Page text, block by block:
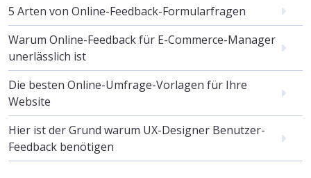
5 Arten von Online-Feedback-Formularfragen
Warum Online-Feedback für E-Commerce-Manager
unerlässlich ist
Die besten Online-Umfrage-Vorlagen für Ihre
Website
Hier ist der Grund warum UX-Designer Benutzer-
Feedback benötigen